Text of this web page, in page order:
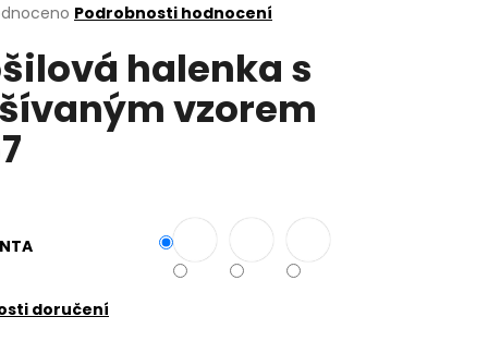
Podrobnosti hodnocení
halenka s
vzorem
doručení